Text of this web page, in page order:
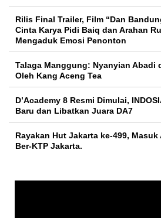
Rilis Final Trailer, Film “Dan
Cinta Karya Pidi Baiq dan Arahan
Mengaduk Emosi Penonton
Talaga Manggung: Nyanyian Abadi
Oleh Kang Aceng Tea
D’Academy 8 Resmi Dimulai,
Baru dan Libatkan Juara DA7
Rayakan Hut Jakarta ke-499,
Ber-KTP Jakarta.